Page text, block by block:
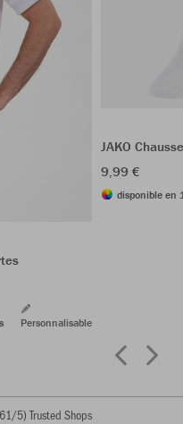
Personnalisable
JAKO
9,99 €
disponible en
/5) Trusted Shops